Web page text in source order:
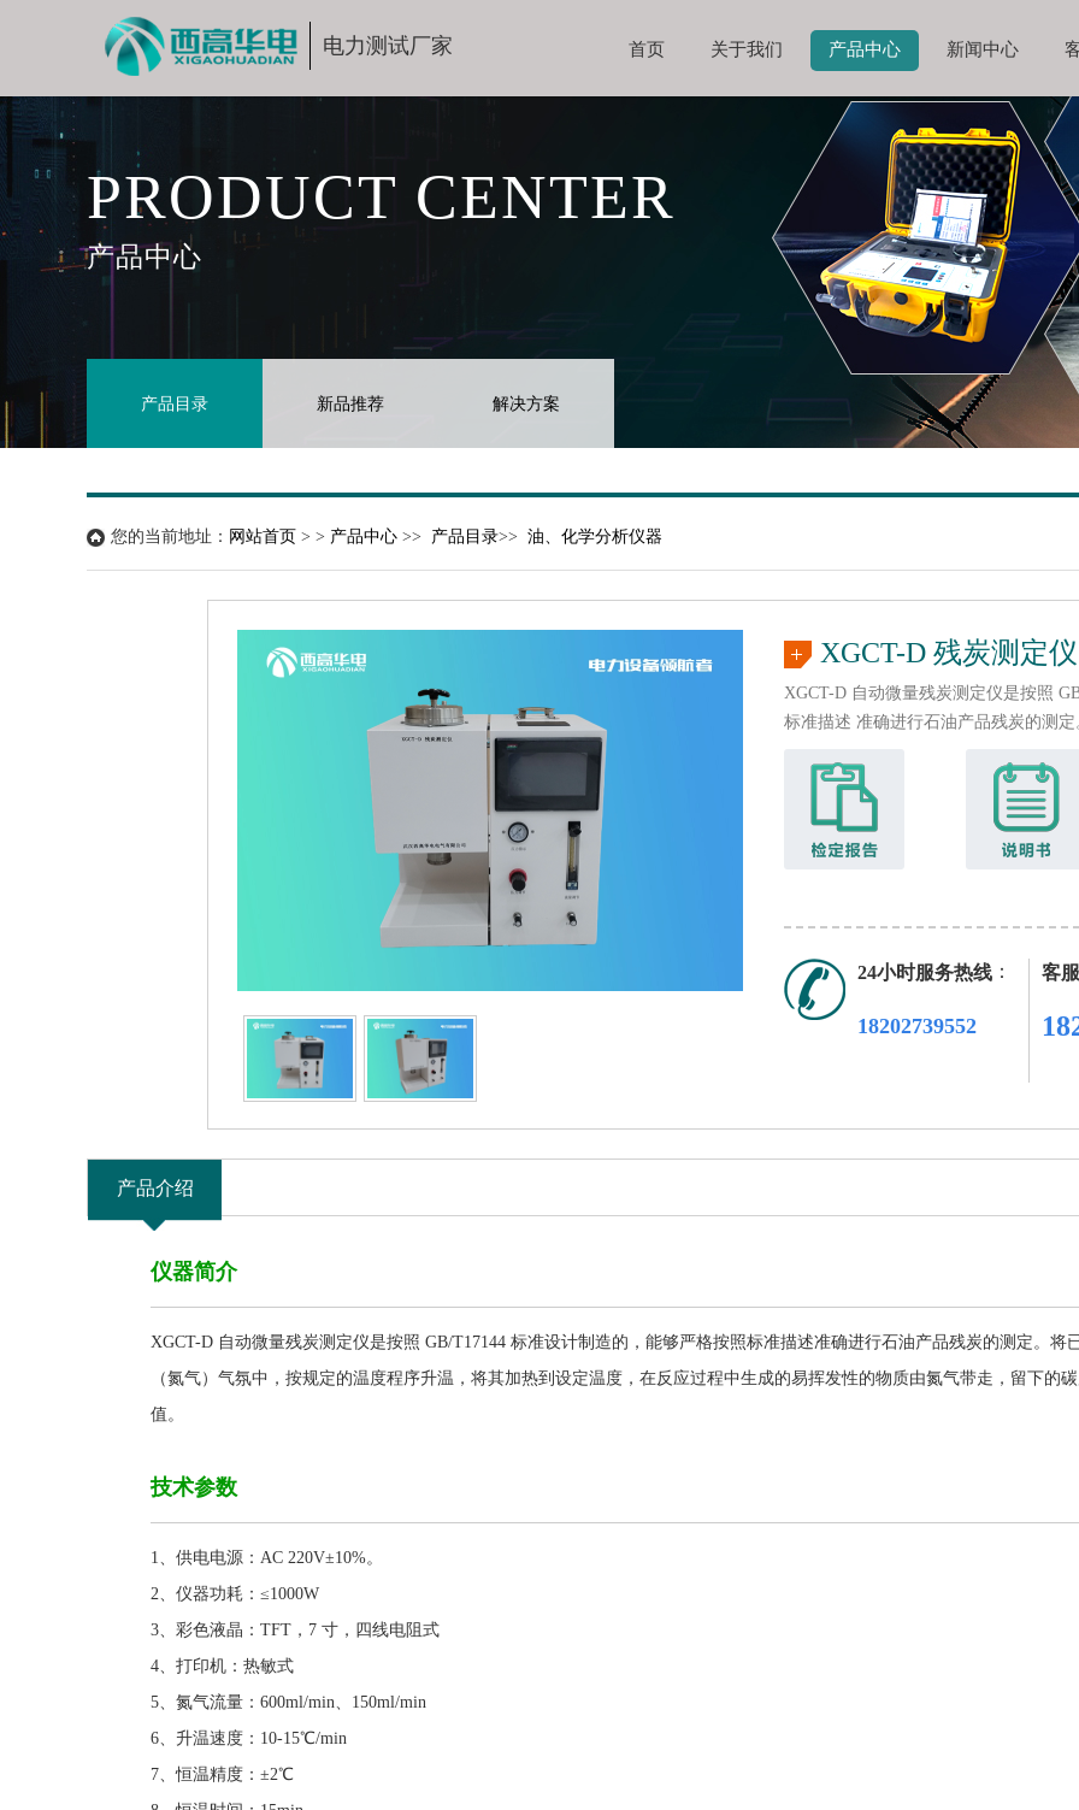
电力测试厂家 首页 关于我们 产品中心 新闻中心
PRODUCT CENTER
产品中心
产品目录 新品推荐 解决方案
您的当前地址： 网站首页 > > 产品中心 >> 产品目录>> 油、化学分析仪器
XGCT-D 残炭测定仪
XGCT-D 自动微量残炭测定仪是按照
标准描述 准确进行石油产品残炭的测定
24小时服务热线 ：
18202739552
客
产品介绍
仪器简介
XGCT-D 自动微量残炭测定仪是按照 GB/T17144 标准设计制造的，能够严格按照标准描述准确进行石油产品残炭的测定。
（氮气）气氛中，按规定的温度程序升温，将其加热到设定温度，在反应过程中生成的易挥发性的物质由氮气带走，留下的
值。
技术参数
1、供电电源：AC 220V±10%。
2、仪器功耗：≤1000W
3、彩色液晶：TFT，7 寸，四线电阻式
4、打印机：热敏式
5、氮气流量：600ml/min、150ml/min
6、升温速度：10-15℃/min
7、恒温精度：±2℃